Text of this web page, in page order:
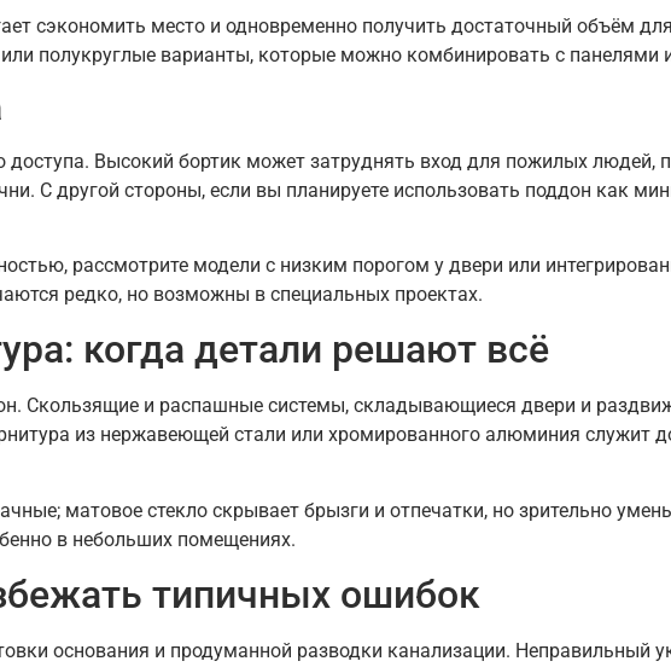
сэкономить место и одновременно получить достаточный объём
полукруглые варианты, которые можно комбинировать с панелями
Высокий бортик может затруднять вход для пожилых людей,
С другой стороны, если вы планируете использовать поддон как
рассмотрите модели с низким порогом у двери или
редко, но возможны в специальных проектах.
когда детали решают всё
Скользящие и распашные системы, складывающиеся двери и
из нержавеющей стали или хромированного алюминия служит
матовое стекло скрывает брызги и отпечатки, но зрительно
в небольших помещениях.
типичных ошибок
основания и продуманной разводки канализации. Неправильный